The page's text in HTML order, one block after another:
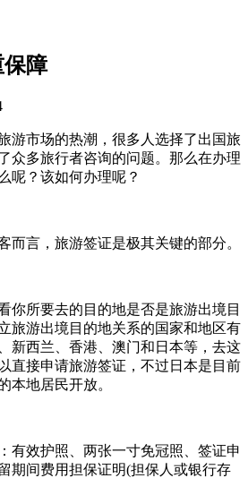
障
游市场的热潮，很多人选择了出国旅
众多旅行者咨询的问题。那么在办理
呢？该如何办理呢？
而言，旅游签证是极其关键的部分。
你所要去的目的地是否是旅游出境目
旅游出境目的地关系的国家和地区有
新西兰、香港、澳门和日本等，去这
直接申请旅游签证，不过日本是目前
本地居民开放。
有效护照、两张一寸免冠照、签证申
期间费用担保证明(担保人或银行存